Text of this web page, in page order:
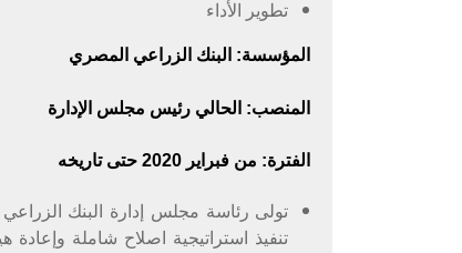
تطوير الأداء
المؤسسة: البنك الزراعي المصري
المنصب: الحالي رئيس مجلس الإدارة
الفترة: من فبراير 2020 حتى تاريخه
تنفيذ استراتيجية اصلاح شاملة وإعادة